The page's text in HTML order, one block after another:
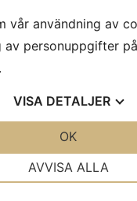
Natural Base
Easy Shape
dekorationsgele
Toni Gel:Color
Crush
LaCode Gel:Color
Gele
vår användning av
av personuppgifter
VISA DETALJER
AVVISA ALLA
OK